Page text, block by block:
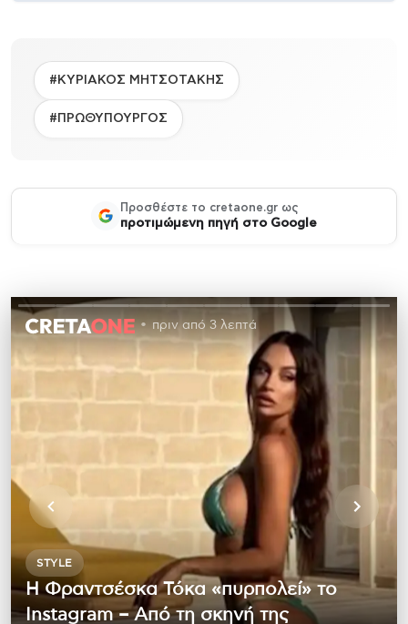
#ΚΥΡΙΑΚΟΣ ΜΗΤΣΟΤΑΚΗΣ
#ΠΡΩΘΥΠΟΥΡΓΟΣ
Προσθέστε το cretaone.gr ως
προτιμώμενη πηγή στο Google
πριν από 3 λεπτά
STYLE
Η Φραντσέσκα Τόκα «πυρπολεί» το
Instagram – Από τη σκηνή της